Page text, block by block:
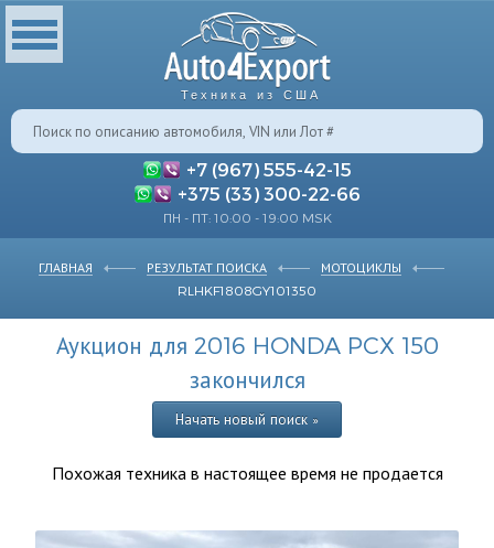
Техника из США
+7 (967) 555-42-15
+375 (33) 300-22-66
ПН - ПТ: 10:00 - 19:00 MSK
ГЛАВНАЯ РЕЗУЛЬТАТ ПОИСКА
МОТОЦИКЛЫ
RLHKF1808GY101350
Аукцион для 2016 HONDA PCX 150
закончился
Начать новый поиск »
Похожая техника в настоящее время не продается